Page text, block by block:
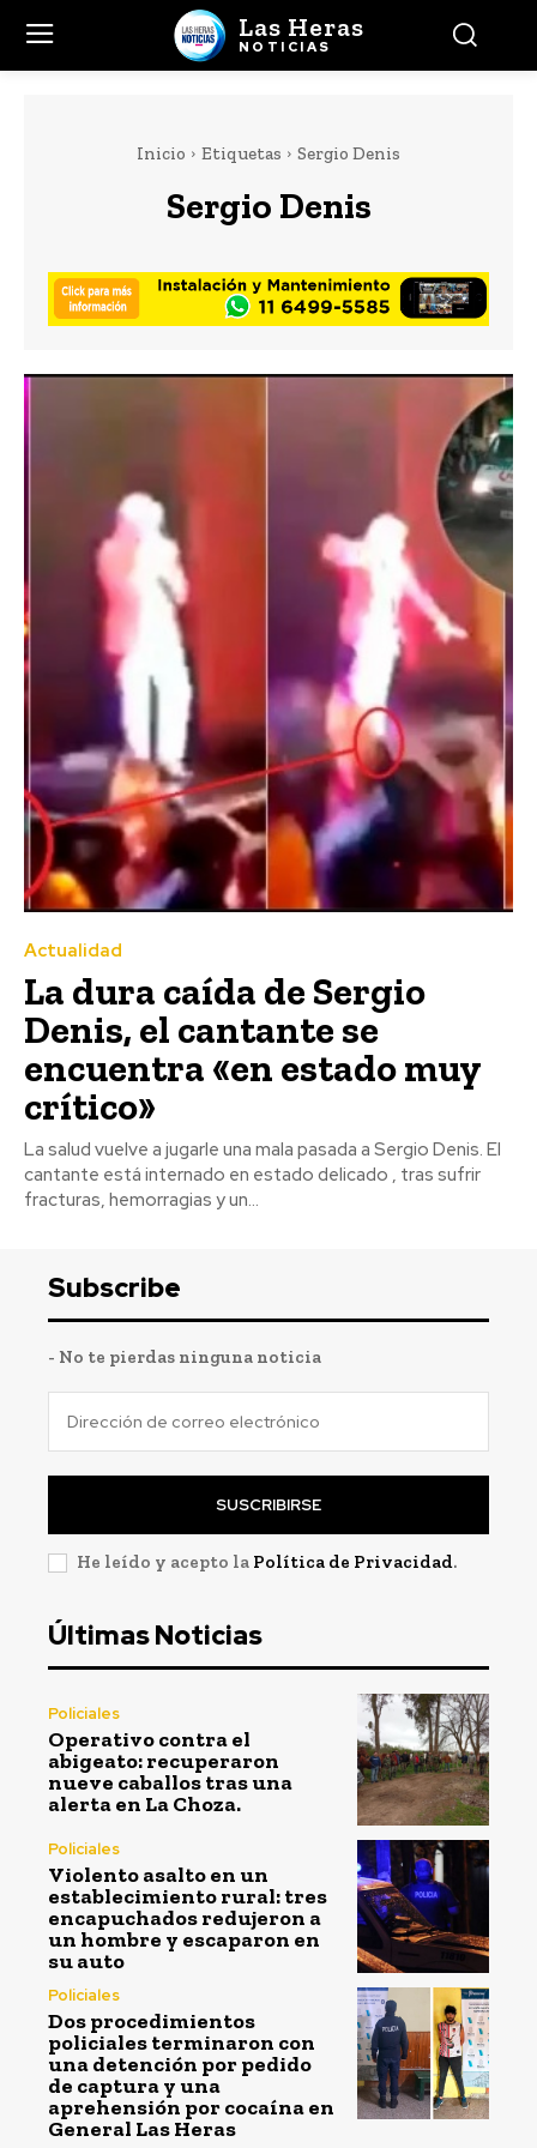
Las Heras
NOTICIAS
Inicio Etiquetas Sergio Denis
Sergio Denis
Actualidad
La dura caída de Sergio
Denis, el cantante se
encuentra «en estado muy
crítico»
La salud vuelve a jugarle una mala pasada a Sergio Denis. El
cantante está internado en estado delicado , tras sufrir
fracturas, hemorragias y un...
Subscribe
- No te pierdas ninguna noticia
SUSCRIBIRSE
He leído y acepto la Política de Privacidad.
Últimas Noticias
Policiales
Operativo contra el
abigeato: recuperaron
nueve caballos tras una
alerta en La Choza.
Policiales
Violento asalto en un
establecimiento rural: tres
encapuchados redujeron a
un hombre y escaparon en
su auto
Policiales
Dos procedimientos
policiales terminaron con
una detención por pedido
de captura y una
aprehensión por cocaína en
General Las Heras